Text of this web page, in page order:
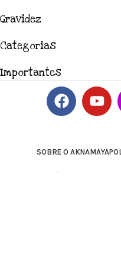
Gravidez
Categorias
Importantes
SOBRE O AKNAMAYA